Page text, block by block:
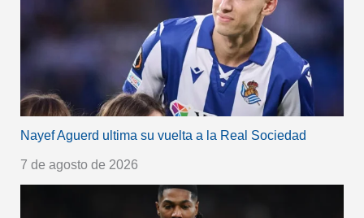
Nayef Aguerd ultima su vuelta a la Real Sociedad
7 de agosto de 2026